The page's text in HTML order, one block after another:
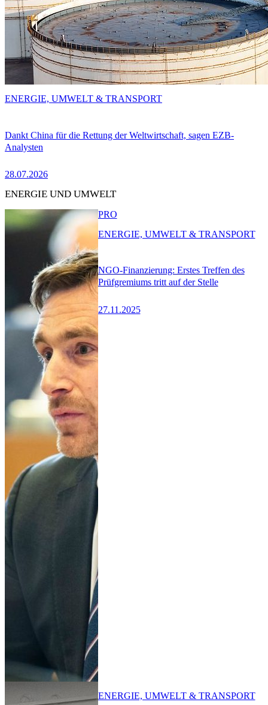
Dankt China für die Rettung der Weltwirtschaft, sagen EZB-
Analysten
28.07.2026
ENERGIE, UMWELT & TRANSPORT
ENERGIE UND UMWELT
NGO-Finanzierung: Erstes Treffen des
Prüfgremiums tritt auf der Stelle
27.11.2025
PRO
ENERGIE, UMWELT & TRANSPORT
ENERGIE, UMWELT & TRANSPORT